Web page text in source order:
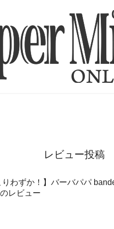
レビュー投稿
りわずか！】バーバパパ
レビュー